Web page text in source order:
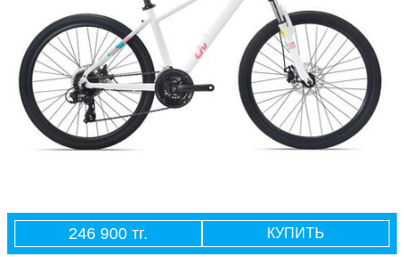
246 900 тг. КУПИТЬ